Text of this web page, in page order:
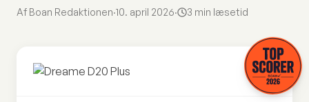
Af Boan Redaktionen·10. april 2026· 3 min læsetid